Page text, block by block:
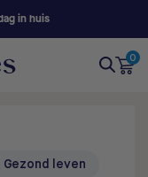
in huis
0
Gezond leven